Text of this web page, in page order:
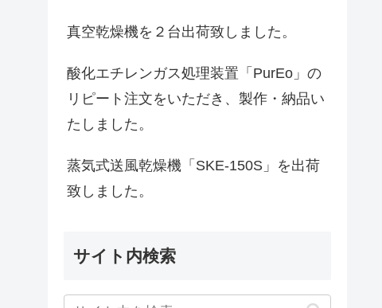
真空乾燥機を２台出荷致しました。
酸化エチレンガス処理装置「PurEo」の
リピート注文をいただき、製作・納品い
たしました。
蒸気式送風乾燥機「SKE-150S」を出荷
致しました。
サイト内検索